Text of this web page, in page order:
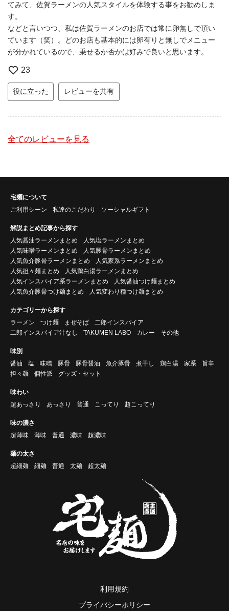
てみて、佐賀ラーメンの人気スタイルを体験する事をお勧めしま
す。
などと言いつつ、私は佐賀ラーメンのお店では常に卵無しで頂い
ています（笑）。どのお店も基本的には卵有りと無しでメニュー
が分かれているので、乗せるか否かは好みで良いと思います。
23
役に立った レビューを共有
全てのレビューを見る
宅麺について
ご利用シーン
私達のこだわり ソーシャルギフト
解説まとめ記事から探す
人気醤油ラーメンまとめ
人気塩ラーメンまとめ
人気味噌ラーメンまとめ
人気豚骨ラーメンまとめ
人気魚介豚骨ラーメンまとめ
人気家系ラーメンまとめ
人気担々麺まとめ
人気鶏白湯ラーメンまとめ
人気インスパイア系ラーメンまとめ
人気醤油つけ麺まとめ
人気魚介豚骨つけ麺まとめ
人気変わり種つけ麺まとめ
カテゴリーから探す
ラーメン
つけ麺 まぜそば
二郎インスパイア
二郎インスパイア汁なし
TAKUMEN LABO カレー その他
味別
醤油
塩 味噌 豚骨 豚骨醤油 魚介豚骨 煮干し 鶏白湯 家系
旨辛
担々麺
個性派 グッズ・セット
味わい
超あっさり
あっさり 普通 こってり 超こってり
味の濃さ
超薄味
薄味 普通 濃味 超濃味
麺の太さ
超細麺
細麺 普通 太麺 超太麺
利用規約
プライバシーポリシー